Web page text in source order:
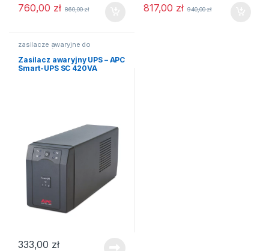
760,00 zł 860,00zł 817,00 zł 940,00zł
zasilacze awaryjne do
komputerów
Zasilacz awaryjny UPS – APC
Smart-UPS SC 420VA
333,00 zł